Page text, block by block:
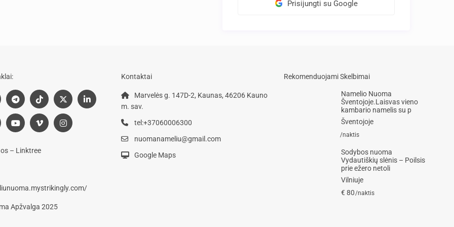
Prisijungti su Google
– Linktree
Apžvalga 2025
Kontaktai
Marvelės g. 147D-2, Kaunas, 46206 Kauno
m. sav.
tel:+37060006300
nuomanameliu@gmail.com
Google Maps
Rekomenduojami Skelbimai
Namelio Nuoma
Šventojoje.Laisvas vieno
kambario namelis su p
Šventojoje
/naktis
Sodybos nuoma
Vydautiškių slėnis – Poilsis
prie ežero netoli
Vilniuje
€ 80/naktis